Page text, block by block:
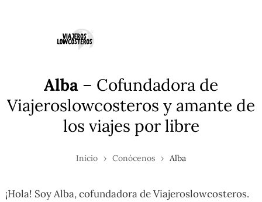
Alba – Cofundadora de
Viajeroslowcosteros y amante de
los viajes por libre
Inicio › Conócenos › Alba
¡Hola! Soy Alba, cofundadora de Viajeroslowcosteros.